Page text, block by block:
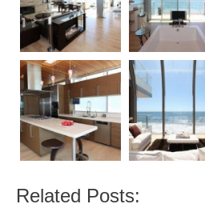
Related Posts: